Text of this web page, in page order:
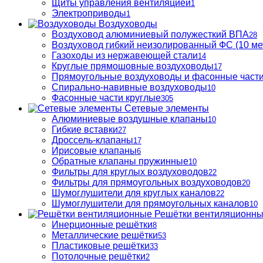
Щиты управления вентиляцией1
Электроприводы1
Воздуховоды
Воздуховод алюминиевый полужесткий ВПА28
Воздуховод гибкий неизолированный ФС (10
Газоходы из нержавеющей стали14
Круглые прямошовные воздуховоды17
Прямоугольные воздуховоды и фасонные части
Спирально-навивные воздуховоды10
Фасонные части круглые305
Сетевые элементы
Алюминиевые воздушные клапаны10
Гибкие вставки27
Дроссель-клапаны17
Ирисовые клапаны6
Обратные клапаны пружинные10
Фильтры для круглых воздуховодов22
Фильтры для прямоугольных воздуховодов20
Шумоглушители для круглых каналов22
Шумоглушители для прямоугольных каналов10
Решётки
Инерционные решётки8
Металлические решётки53
Пластиковые решётки33
Потолочные решётки2